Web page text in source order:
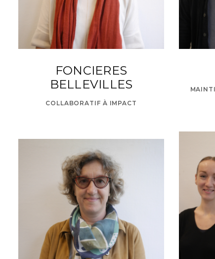
FONCIERES
BELLEVILLES
COLLABORATIF À IMPACT